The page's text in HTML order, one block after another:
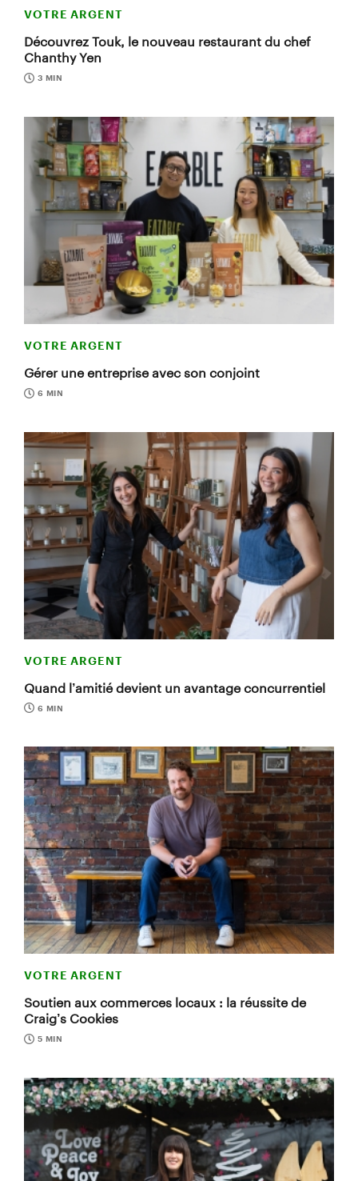
VOTRE ARGENT
Découvrez Touk, le nouveau restaurant du chef
Chanthy Yen
3 MIN
VOTRE ARGENT
Gérer une entreprise avec son conjoint
6 MIN
VOTRE ARGENT
Quand l’amitié devient un avantage concurrentiel
6 MIN
VOTRE ARGENT
Soutien aux commerces locaux : la réussite de
Craig’s Cookies
5 MIN